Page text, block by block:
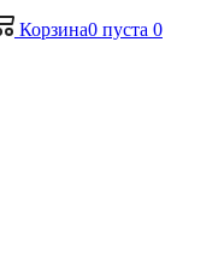
Корзина0 пуста 0